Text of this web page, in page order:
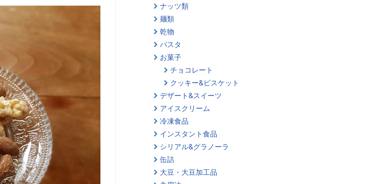
ナッツ類
麺類
乾物
パスタ
お菓子
チョコレート
クッキー&ビスケット
デザート&スイーツ
アイスクリーム
冷凍食品
インスタント食品
シリアル&グラノーラ
缶詰
大豆・大豆加工品